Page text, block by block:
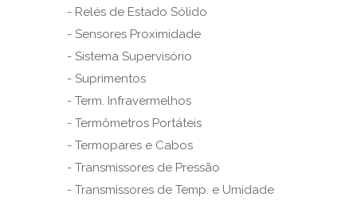
- Relés de Estado Sólido
- Sensores Proximidade
- Sistema Supervisório
- Suprimentos
- Term. Infravermelhos
- Termômetros Portáteis
- Termopares e Cabos
- Transmissores de Pressão
- Transmissores de Temp. e Umidade